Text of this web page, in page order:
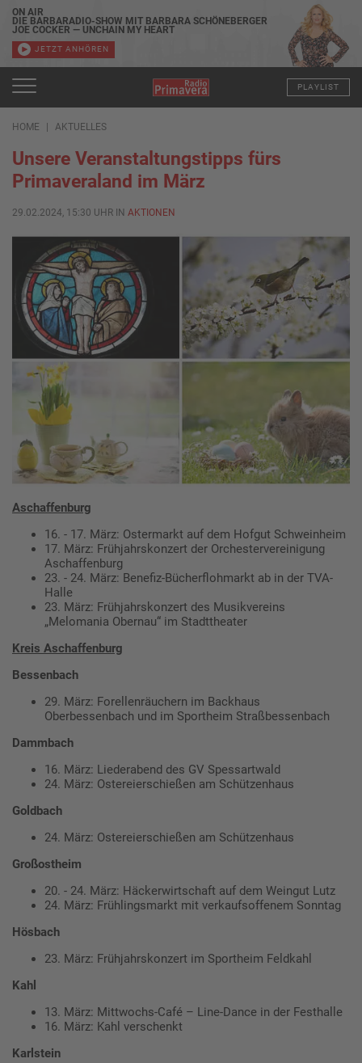
ON AIR
DIE BARBARADIO-SHOW MIT BARBARA SCHÖNEBERGER
JOE COCKER — UNCHAIN MY HEART
JETZT ANHÖREN
PLAYLIST
HOME AKTUELLES
Unsere Veranstaltungstipps fürs
Primaveraland im März
29.02.2024, 15:30 UHR IN AKTIONEN
Aschaffenburg
16. - 17. März: Ostermarkt auf dem Hofgut Schweinheim
17. März: Frühjahrskonzert der Orchestervereinigung
Aschaffenburg
23. - 24. März: Benefiz-Bücherflohmarkt ab in der TVA-
Halle
23. März: Frühjahrskonzert des Musikvereins
„Melomania Obernau“ im Stadttheater
Kreis Aschaffenburg
Bessenbach
29. März: Forellenräuchern im Backhaus
Oberbessenbach und im Sportheim Straßbessenbach
Dammbach
16. März: Liederabend des GV Spessartwald
24. März: Ostereierschießen am Schützenhaus
Goldbach
24. März: Ostereierschießen am Schützenhaus
Großostheim
20. - 24. März: Häckerwirtschaft auf dem Weingut Lutz
24. März: Frühlingsmarkt mit verkaufsoffenem Sonntag
Hösbach
23. März: Frühjahrskonzert im Sportheim Feldkahl
Kahl
13. März: Mittwochs-Café – Line-Dance in der Festhalle
16. März: Kahl verschenkt
Karlstein